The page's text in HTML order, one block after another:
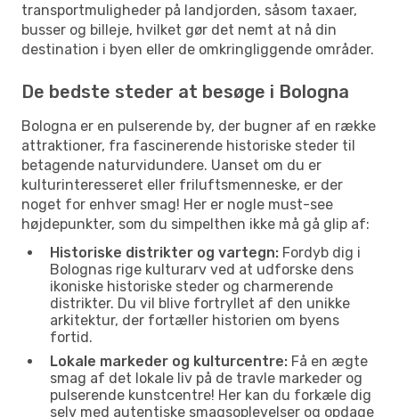
transportmuligheder på landjorden, såsom taxaer,
busser og billeje, hvilket gør det nemt at nå din
destination i byen eller de omkringliggende områder.
De bedste steder at besøge i Bologna
Bologna er en pulserende by, der bugner af en række
attraktioner, fra fascinerende historiske steder til
betagende naturvidundere. Uanset om du er
kulturinteresseret eller friluftsmenneske, er der
noget for enhver smag! Her er nogle must-see
højdepunkter, som du simpelthen ikke må gå glip af:
Historiske distrikter og vartegn: Fordyb dig i
Bolognas rige kulturarv ved at udforske dens
ikoniske historiske steder og charmerende
distrikter. Du vil blive fortryllet af den unikke
arkitektur, der fortæller historien om byens
fortid.
Lokale markeder og kulturcentre: Få en ægte
smag af det lokale liv på de travle markeder og
pulserende kunstcentre! Her kan du forkæle dig
selv med autentiske smagsoplevelser og opdage